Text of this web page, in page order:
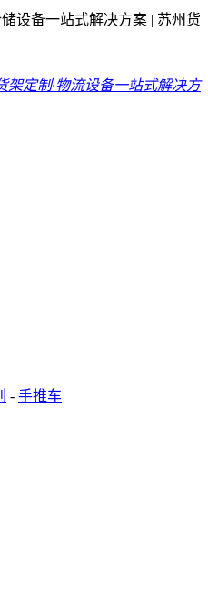
设备一站式解决方案 | 苏州货
定制·物流设备一站式解决方
- 手推车